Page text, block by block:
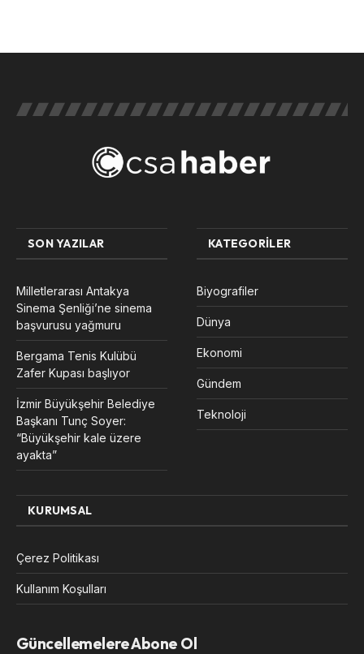
SON YAZILAR
Milletlerarası Antakya
Sinema Şenliği’ne sinema
başvurusu yağmuru
Bergama Tenis Kulübü
Zafer Kupası başlıyor
İzmir Büyükşehir Belediye
Başkanı Tunç Soyer:
“Büyükşehir kale üzere
ayakta”
KATEGORILER
Biyografiler
Dünya
Ekonomi
Gündem
Teknoloji
KURUMSAL
Çerez Politikası
Kullanım Koşulları
Güncellemelere Abone Ol